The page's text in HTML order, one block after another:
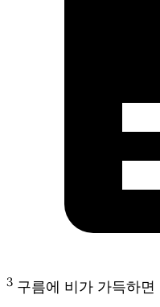
3 구름에 비가 가득하